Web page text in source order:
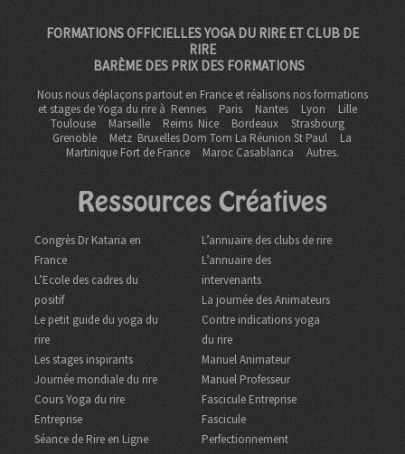
FORMATIONS OFFICIELLES YOGA DU RIRE ET CLUB DE
RIRE
BARÈME DES PRIX DES FORMATIONS
Nous nous déplaçons partout en France et réalisons nos formations
et stages de Yoga du rire à Rennes Paris Nantes Lyon
Lille
Toulouse
Marseille Reims Nice Bordeaux
Strasbourg
Grenoble
Metz Bruxelles Dom TomLa Réunion St Paul
La
Martinique Fort de France
Maroc Casablanca Autres.
Ressources Créatives
Congrès Dr Kataria en
France
L’Ecole des cadres du
positif
Le petit guide du yoga du
rire
Les stages inspirants
Journée mondiale du rire
Cours Yoga du rire
Entreprise
Séance de Rire en Ligne
L’annuaire des clubs de rire
L’annuaire des
intervenants
La journée des Animateurs
Contre indications yoga
du rire
Manuel Animateur
Manuel Professeur
Fascicule Entreprise
Fascicule
Perfectionnement